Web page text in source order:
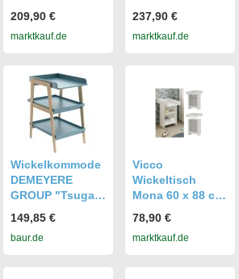
Wickeltisch inkl.
Wickelauflage
209,90 €
marktkauf.de
Wickeltisch inkl.
Wickelauflage
237,90 €
marktkauf.de
Wickelkommode
DEMEYERE
GROUP "Tsuga",
B:58cm
H:101,2cm
149,85 €
baur.de
Vicco
Wickeltisch
Mona 60 x 88 cm,
Wickelkommode
inkl.
78,90 €
marktkauf.de